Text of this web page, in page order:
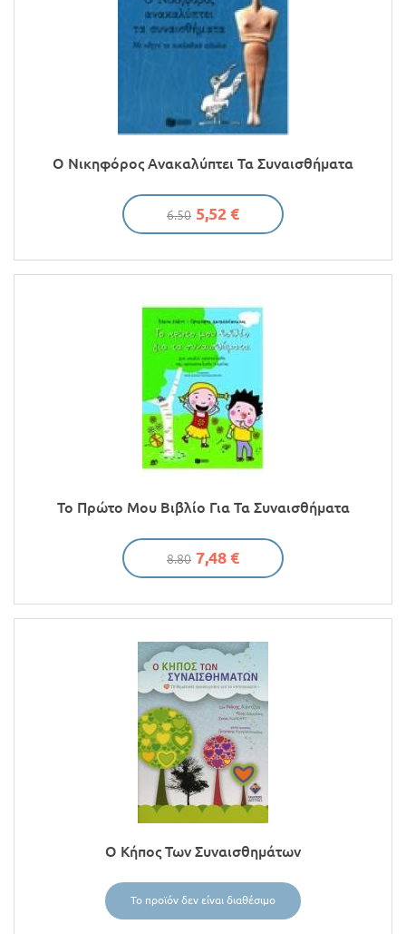
Ο Νικηφόρος Ανακαλύπτει Τα Συναισθήματα
6.50 5,52 €
Το Πρώτο Μου Βιβλίο Για Τα Συναισθήματα
8.80 7,48 €
Ο Κήπος Των Συναισθημάτων
Το προϊόν δεν είναι διαθέσιμο